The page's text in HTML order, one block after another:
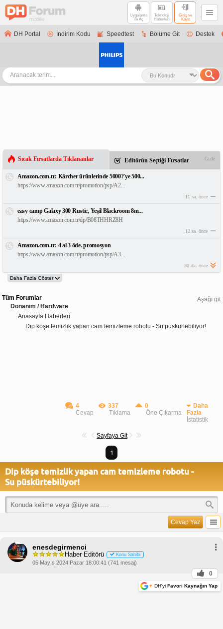
Uygulama
ile Aç
Teknoloji
Haberleri
Giriş ve
Kayıt
DH Portal İndirim Kodu Speedtest Bölüme Git Destek
Sıcak Fırsatlarda Tıklananlar Editörün Seçtiği Fırsatlar Gizle
Amazon.com.tr: Kärcher ürünlerinde 5000?'ye 500...
https://www.amazon.com.tr/promotion/psp/A2...
11 sa. önce
easy camp Galaxy 300 Rustic, Yeşil Blackroom 8m...
https://www.amazon.com.tr/dp/B08THHRZ8H
12 sa. önce
Amazon.com.tr: 4 al 3 öde. promosyon
https://www.amazon.com.tr/promotion/psp/A3...
30 dk. önce
Aşağı git
Tüm Forumlar
Donanım / Hardware
Anasayfa Haberleri
Dip köşe temizlik yapan cam temizleme robotu - Su püskürtebiliyor!
4
Cevap
337
Tıklama
0
Öne Çıkarma
Daha
Fazla
İstatistik
Sayfaya Git
1
Dip köşe temizlik yapan cam temizleme robotu -
Su püskürtebiliyor!
Cevap Yaz
enesdegirmenci
Haber Editörü Konu Sahibi
05 Mayıs 2024 Pazar 18:00:41 (741 mesaj)
0
+ DH'yi Favori Kaynağın Yap